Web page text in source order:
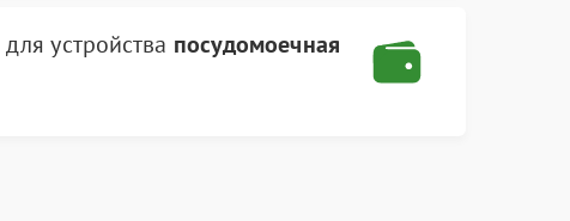
для устройства посудомоечная